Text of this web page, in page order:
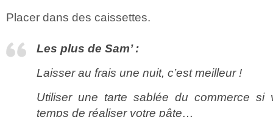
Placer dans des caissettes.
Les plus de Sam’ :
Laisser au frais une nuit, c’est meilleur !
Utiliser une tarte sablée du commerce si
temps de réaliser votre pâte…